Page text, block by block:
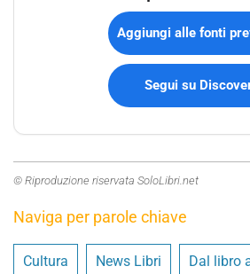
Aggiungi alle fonti
Segui su
© Riproduzione riservata SoloLibri.net
Naviga per parole chiave
Cultura News Libri Dal libro